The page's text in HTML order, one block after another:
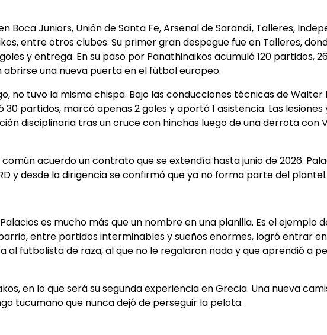
Boca Juniors, Unión de Santa Fe, Arsenal de Sarandí, Talleres,
entre otros clubes. Su primer gran despegue fue en Talleres,
y entrega. En su paso por Panathinaikos acumuló 120 partidos,
una nueva puerta en el fútbol europeo.
no tuvo la misma chispa. Bajo las conducciones técnicas de
partidos, marcó apenas 2 goles y aportó 1 asistencia. Las lesiones
disciplinaria tras un cruce con hinchas luego de una derrota con
acuerdo un contrato que se extendía hasta junio de 2026.
y desde la dirigencia se confirmó que ya no forma parte del plantel.
es mucho más que un nombre en una planilla. Es el ejemplo
entre partidos interminables y sueños enormes, logró entrar
al futbolista de raza, al que no le regalaron nada y que aprendió a
en lo que será su segunda experiencia en Grecia. Una nueva
tucumano que nunca dejó de perseguir la pelota.